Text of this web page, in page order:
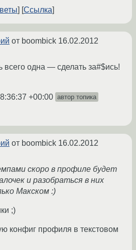
Ссылка
от boombick 16.02.2012
одна — сделать за#$ись!
+00:00 автор топика
от boombick 16.02.2012
скоро в профиле будет
и разобраться в них
Макском :)
;)
конфиг профиля в текстовом